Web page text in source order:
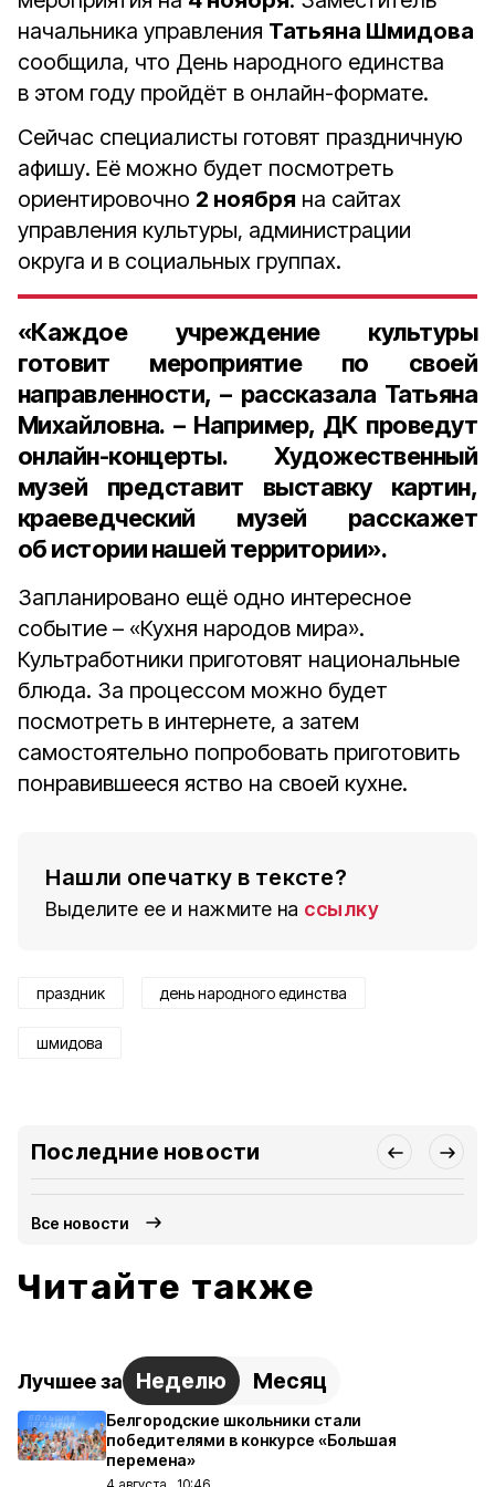
начальника управления Татьяна Шмидова
сообщила, что День народного единства
в этом году пройдёт в онлайн-формате.
Сейчас специалисты готовят праздничную
афишу. Её можно будет посмотреть
ориентировочно 2 ноября на сайтах
управления культуры, администрации
округа и в социальных группах.
«Каждое учреждение культуры
готовит мероприятие по своей
направленности, – рассказала Татьяна
Михайловна. – Например, ДК проведут
онлайн-концерты. Художественный
музей представит выставку картин,
краеведческий музей расскажет
об истории нашей территории».
Запланировано ещё одно интересное
событие – «Кухня народов мира».
Культработники приготовят национальные
блюда. За процессом можно будет
посмотреть в интернете, а затем
самостоятельно попробовать приготовить
понравившееся яство на своей кухне.
Нашли опечатку в тексте?
Выделите ее и нажмите на ссылку
праздник день народного единства
шмидова
Последние новости
Все новости
Читайте также
Лучшее за Неделю Месяц
Белгородские школьники стали
победителями в конкурсе «Большая
перемена»